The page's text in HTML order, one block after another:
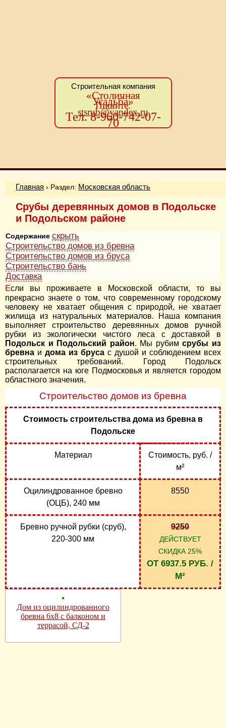
Строительная компания
«Столичная
Усадьба»
Пишите:
stsrub@yandex.ru
Тел. 8-960-742-07-
70
Главная › Раздел: Московская область
Срубы деревянных домов в Подольске
и Подольском районе
Содержание скрыть
Строительство домов из бревна
Строительство домов из бруса
Строительство бань
Доставка
Если вы проживаете в Московской области, то вы
прекрасно знаете о том, что современному городскому
человеку не хватает общения с природой, не хватает
жилища из натуральных материалов. Наша компания
выполняет строительство деревянных домов ручной
рубки из экологически чистого леса с доставкой в
Подольск и Подольский район. Мы рубимсрубы из
бревна и дома из бруса с душой и соблюдением всех
строительных требований. Город Подольск
располагается на юге Подмосковья и является городом
областного значения.
Строительство домов из бревна
Стоимость строительства дома из бревна в
Подольске
Материал
Стоимость, руб. /
м²
Оцилиндрованное бревно
(ОЦБ), 240 мм
8550
Бревно ручной рубки (сруб),
220-300 мм
9250
ДЕЙСТВУЕТ
СКИДКА 25%
ОТ 6937.5 РУБ. /
М²
Дом из оцилиндрованного
бревна 6х8 с балконом и
террасой, СД-2